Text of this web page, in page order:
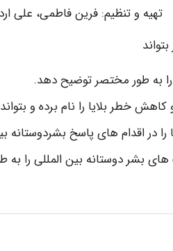
تهیه و تنظیم: فرین فاطمی، علی
را به طور مختصر توضیح دهد.
خطر بلایا را نام برده و
در اقدام های پاسخ بشردوستانه
دوستانه بین المللی را به